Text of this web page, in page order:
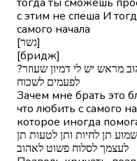
с этим не спеша И
самого начала
[גשר]
[бридж]
?למה לי לקחת ללב יש לי הרבה לאהוב מראש יש לי דמיון שעוזר
לפעמים לשכוח
Зачем мне брать это
что любить с самого
которое иногда
תן לחיות ותן לטעות תן
לעצמך לסלוח פשוט לאהוב